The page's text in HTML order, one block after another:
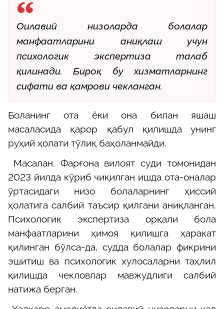
Оилавий низоларда болалар
манфаатларини аниқлаш учун
психологик экспертиза талаб
қилинади. Бироқ бу хизматларнинг
сифати ва қамрови чекланган.
Боланинг ота ёки она билан яшаш
масаласида қарор қабул қилишда унинг
руҳий ҳолати тўлиқ баҳоланмайди.
Масалан, Фарғона вилоят суди томонидан
2023 йилда кўриб чиқилган ишда ота-оналар
ўртасидаги низо болаларнинг ҳиссий
ҳолатига салбий таъсир қилгани аниқланган.
Психологик экспертиза орқали бола
манфаатларини ҳимоя қилишга ҳаракат
қилинган бўлса-да, судда болалар фикрини
эшитиш ва психологик хулосаларни таҳлил
қилишда чекловлар мавжудлиги салбий
натижа берган.